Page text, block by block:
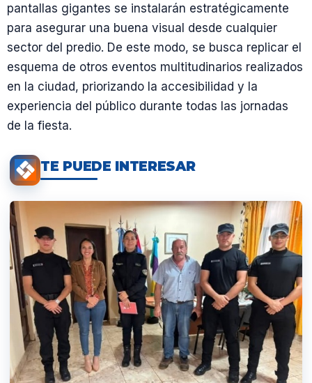
pantallas gigantes se instalarán estratégicamente
para asegurar una buena visual desde cualquier
sector del predio. De este modo, se busca replicar el
esquema de otros eventos multitudinarios realizados
en la ciudad, priorizando la accesibilidad y la
experiencia del público durante todas las jornadas
de la fiesta.
TE PUEDE INTERESAR